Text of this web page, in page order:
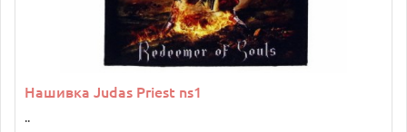
Нашивка Judas Priest ns1
..